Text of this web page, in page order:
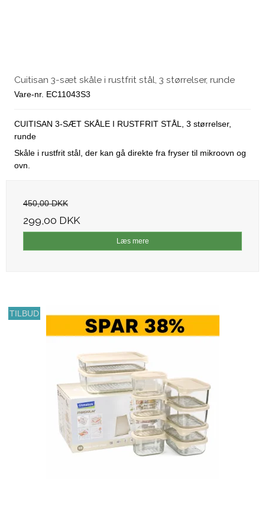
Cuitisan 3-sæt skåle i rustfrit stål, 3 størrelser, runde
Vare-nr. EC11043S3
CUITISAN 3-SÆT SKÅLE I RUSTFRIT STÅL, 3 størrelser,
runde
Skåle i rustfrit stål, der kan gå direkte fra fryser til mikroovn og
ovn.
450,00 DKK
299,00 DKK
Læs mere
TILBUD